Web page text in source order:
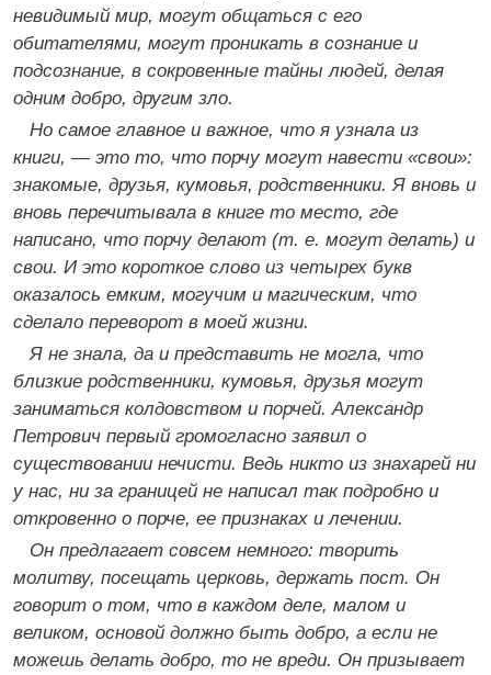
невидимый мир, могут общаться с его
обитателями, могут проникать в сознание и
подсознание, в сокровенные тайны людей, делая
одним добро, другим зло.
Но самое главное и важное, что я узнала из
книги, — это то, что порчу могут навести «свои»:
знакомые, друзья, кумовья, родственники. Я вновь и
вновь перечитывала в книге то место, где
написано, что порчу делают (т. е. могут делать) и
свои. И это короткое слово из четырех букв
оказалось емким, могучим и магическим, что
сделало переворот в моей жизни.
Я не знала, да и представить не могла, что
близкие родственники, кумовья, друзья могут
заниматься колдовством и порчей. Александр
Петрович первый громогласно заявил о
существовании нечисти. Ведь никто из знахарей ни
у нас, ни за границей не написал так подробно и
откровенно о порче, ее признаках и лечении.
Он предлагает совсем немного: творить
молитву, посещать церковь, держать пост. Он
говорит о том, что в каждом деле, малом и
великом, основой должно быть добро, а если не
можешь делать добро, то не вреди. Он призывает